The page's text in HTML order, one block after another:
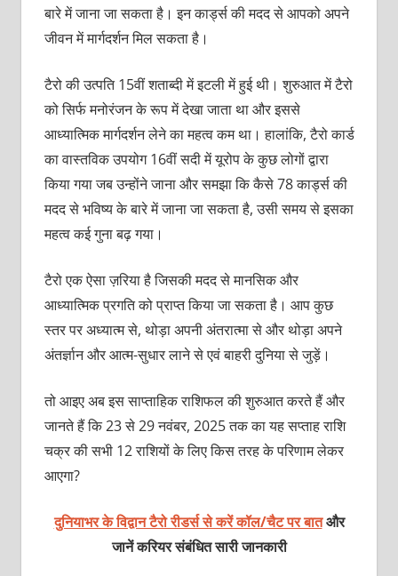
बारे में जाना जा सकता है। इन कार्ड्स की मदद से आपको अपने
जीवन में मार्गदर्शन मिल सकता है।
टैरो की उत्पति 15वीं शताब्‍दी में इटली में हुई थी। शुरुआत में टैरो
को सिर्फ मनोरंजन के रूप में देखा जाता था और इससे
आध्‍यात्मिक मार्गदर्शन लेने का महत्‍व कम था। हालांकि, टैरो कार्ड
का वास्तविक उपयोग 16वीं सदी में यूरोप के कुछ लोगों द्वारा
किया गया जब उन्होंने जाना और समझा कि कैसे 78 कार्ड्स की
मदद से भविष्य के बारे में जाना जा सकता है, उसी समय से इसका
महत्व कई गुना बढ़ गया।
टैरो एक ऐसा ज़रिया है जिसकी मदद से मानसिक और
आध्यात्मिक प्रगति को प्राप्त किया जा सकता है। आप कुछ
स्‍तर पर अध्‍यात्‍म से, थोड़ा अपनी अंतरात्मा से और थोड़ा अपने
अंतर्ज्ञान और आत्म-सुधार लाने से एवं बाहरी दुनिया से जुड़ें।
तो आइए अब इस साप्ताहिक राशिफल की शुरुआत करते हैं और
जानते हैं कि 23 से 29 नवंबर, 2025 तक का यह सप्ताह राशि
चक्र की सभी 12 राशियों के लिए किस तरह के परिणाम लेकर
आएगा?
दुनियाभर के विद्वान टैरो रीडर्स से करें कॉल/चैट पर बातऔर
जानें करियर संबंधित सारी जानकारी